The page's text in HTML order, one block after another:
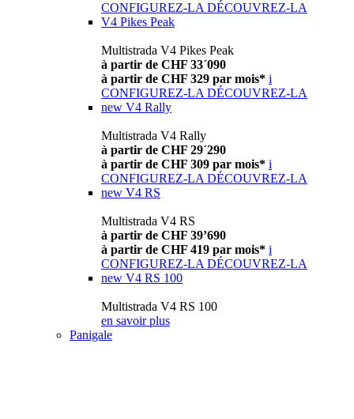
CONFIGUREZ-LA DÉCOUVREZ-LA
V4 Pikes Peak
Multistrada V4 Pikes Peak
à partir de CHF 33´090
à partir de CHF 329 par mois* i
CONFIGUREZ-LA DÉCOUVREZ-LA
new V4 Rally
Multistrada V4 Rally
à partir de CHF 29´290
à partir de CHF 309 par mois* i
CONFIGUREZ-LA DÉCOUVREZ-LA
new V4 RS
Multistrada V4 RS
à partir de CHF 39’690
à partir de CHF 419 par mois* i
CONFIGUREZ-LA DÉCOUVREZ-LA
new V4 RS 100
Multistrada V4 RS 100
en savoir plus
Panigale